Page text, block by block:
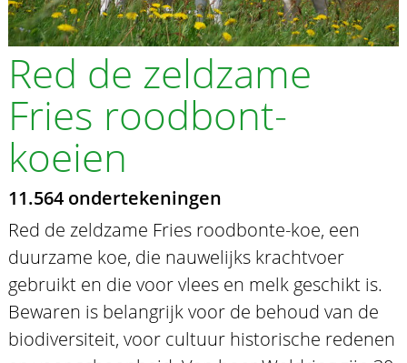
Red de zeldzame
Fries roodbont-
koeien
11.564 ondertekeningen
Red de zeldzame Fries roodbonte-koe, een
duurzame koe, die nauwelijks krachtvoer
gebruikt en die voor vlees en melk geschikt is.
Bewaren is belangrijk voor de behoud van de
biodiversiteit, voor cultuur historische redenen